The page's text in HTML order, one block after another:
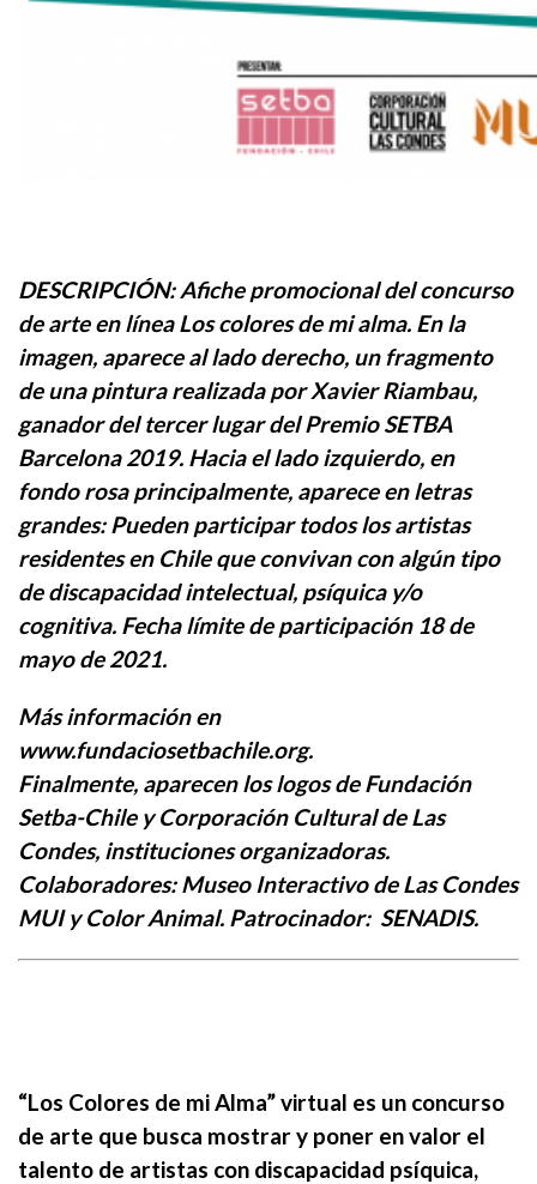
DESCRIPCIÓN: Afiche promocional del concurso
de arte en línea Los colores de mi alma. En la
imagen, aparece al lado derecho, un fragmento
de una pintura realizada por Xavier Riambau,
ganador del tercer lugar del Premio SETBA
Barcelona 2019. Hacia el lado izquierdo, en
fondo rosa principalmente, aparece en letras
grandes: Pueden participar todos los artistas
residentes en Chile que convivan con algún tipo
de discapacidad intelectual, psíquica y/o
cognitiva. Fecha límite de participación 18 de
mayo de 2021.
Más información en
www.fundaciosetbachile.org.
Finalmente, aparecen los logos de Fundación
Setba-Chile y Corporación Cultural de Las
Condes, instituciones organizadoras.
Colaboradores: Museo Interactivo de Las Condes
MUI y Color Animal. Patrocinador: SENADIS.
“Los Colores de mi Alma” virtual es un concurso
de arte que busca mostrar y poner en valor el
talento de artistas con discapacidad psíquica,